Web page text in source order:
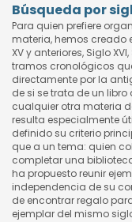
Búsqueda por
Para quien prefiere
materia, hemos creado
XV y anteriores, Siglo
tramos cronológicos
directamente por la
de si se trata de un
cualquier otra materia
resulta especialmente
definido su criterio
que a un tema: quien
completar una
ha propuesto reunir
independencia de su
de encontrar regalo
ejemplar del mismo